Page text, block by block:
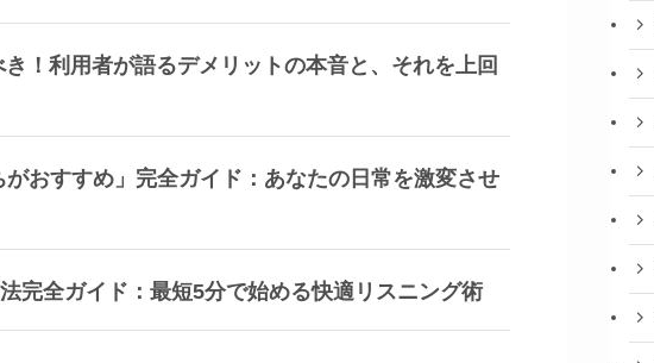
！利用者が語るデメリットの本音と、それを上回
おすすめ」完全ガイド：あなたの日常を激変させ
完全ガイド：最短5分で始める快適リスニング術